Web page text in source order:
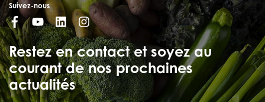
Restez en contact et soyez au
courant de nos prochaines
actualités
Suivez-nous